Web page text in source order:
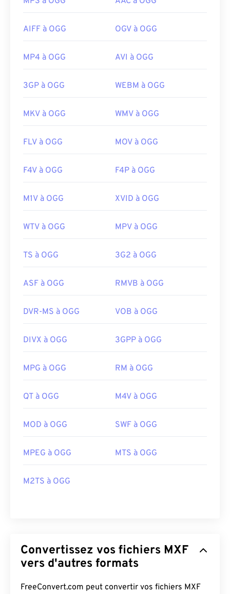
AIFF à OGG OGV à OGG
MP4 à OGG AVI à OGG
3GP à OGG WEBM à OGG
MKV à OGG WMV à OGG
FLV à OGG MOV à OGG
F4V à OGG F4P à OGG
M1V à OGG XVID à OGG
WTV à OGG MPV à OGG
TS à OGG 3G2 à OGG
ASF à OGG RMVB à OGG
DVR-MS à OGG VOB à OGG
DIVX à OGG 3GPP à OGG
MPG à OGG RM à OGG
QT à OGG M4V à OGG
MOD à OGG SWF à OGG
MPEG à OGG MTS à OGG
M2TS à OGG
Convertissez vos fichiers MXF
vers d'autres formats
FreeConvert.com peut convertir vos fichiers MXF